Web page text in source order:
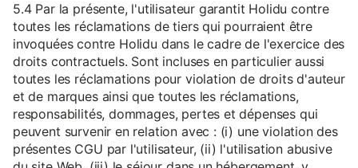
5.4 Par la présente, l'utilisateur garantit Holidu contre
toutes les réclamations de tiers qui pourraient être
invoquées contre Holidu dans le cadre de l'exercice des
droits contractuels. Sont incluses en particulier aussi
toutes les réclamations pour violation de droits d'auteur
et de marques ainsi que toutes les réclamations,
responsabilités, dommages, pertes et dépenses qui
peuvent survenir en relation avec : (i) une violation des
présentes CGU par l'utilisateur, (ii) l'utilisation abusive